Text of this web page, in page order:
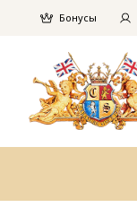
Бонусы